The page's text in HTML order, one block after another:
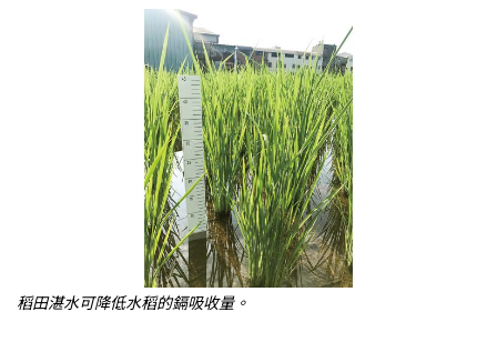
稻田湛水可降低水稻的鎘吸收量。